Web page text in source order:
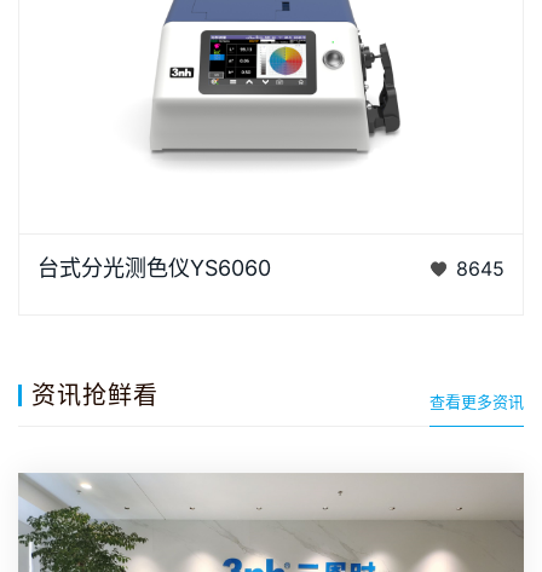
的国产台式光栅分光测色仪， TFT真彩7inch电容触摸
台式分光测色仪YS6060 8645
资讯抢鲜看 查看更多资讯